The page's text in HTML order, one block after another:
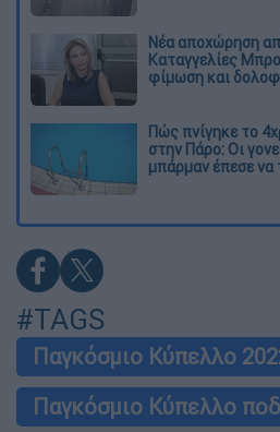
Νέα αποχώρηση
Καταγγελίες
φίμωση και
Πώς πνίγηκε το
στην Πάρο: Οι
μπάρμαν έπεσε να
#TAGS
Παγκόσμιο Κύπελλο
Παγκόσμιο Κύπελλο